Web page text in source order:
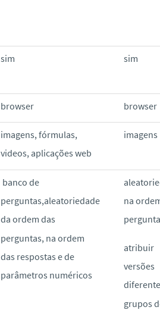
sim sim
browser browser
imagens, fórmulas,
videos, aplicações web
imagens
banco de
perguntas,aleatoriedade
da ordem das
perguntas, na ordem
das respostas e de
parâmetros numéricos
na
atribuir
versões
grupos